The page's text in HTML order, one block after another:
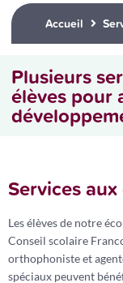
Accueil
Plusieurs
élèves pour
Services
Les élèves de notre
Conseil scolaire
orthophoniste et
spéciaux peuvent